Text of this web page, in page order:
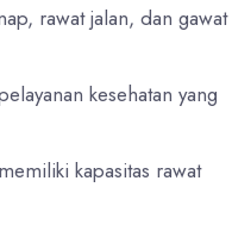
rawat jalan, dan gawat
kesehatan yang
kapasitas rawat